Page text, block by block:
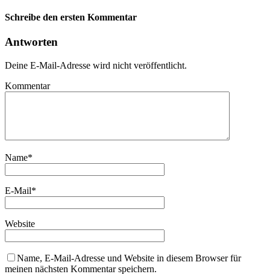
Schreibe den ersten Kommentar
Antworten
Deine E-Mail-Adresse wird nicht veröffentlicht.
Kommentar
Name*
E-Mail*
Website
Name, E-Mail-Adresse und Website in diesem Browser für
meinen nächsten Kommentar speichern.